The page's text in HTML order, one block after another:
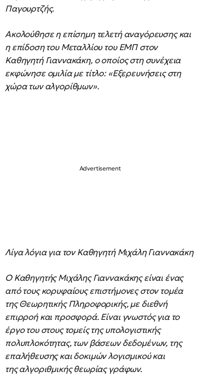
Παγουρτζής.
Ακολούθησε η επίσημη τελετή αναγόρευσης και
η επίδοση του Μεταλλίου του ΕΜΠ στον
Καθηγητή Γιαννακάκη, ο οποίος στη συνέχεια
εκφώνησε ομιλία με τίτλο: «Εξερευνήσεις στη
χώρα των αλγορίθμων».
Λίγα λόγια για τον Καθηγητή Μιχάλη Γιαννακάκη
Ο Καθηγητής Μιχάλης Γιαννακάκης είναι ένας
από τους κορυφαίους επιστήμονες στον τομέα
της Θεωρητικής Πληροφορικής, με διεθνή
επιρροή και προσφορά. Είναι γνωστός για το
έργο του στους τομείς της υπολογιστικής
πολυπλοκότητας, των βάσεων δεδομένων, της
επαλήθευσης και δοκιμών λογισμικού και
της αλγοριθμικής θεωρίας γράφων.